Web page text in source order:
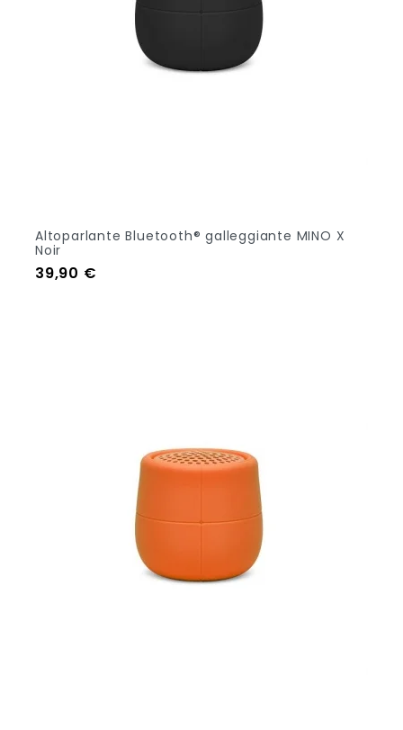
Altoparlante Bluetooth® galleggiante MINO X
Noir
Prezzo
39,90 €